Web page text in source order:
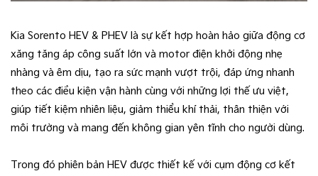
Kia Sorento HEV & PHEV là sự kết hợp hoàn hảo giữa động cơ
xăng tăng áp công suất lớn và motor điện khởi động nhẹ
nhàng và êm dịu, tạo ra sức mạnh vượt trội, đáp ứng nhanh
theo các điều kiện vận hành cùng với những lợi thế ưu việt,
giúp tiết kiệm nhiên liệu, giảm thiểu khí thải, thân thiện với
môi trường và mang đến không gian yên tĩnh cho người dùng.
Trong đó phiên bản HEV được thiết kế với cụm động cơ kết